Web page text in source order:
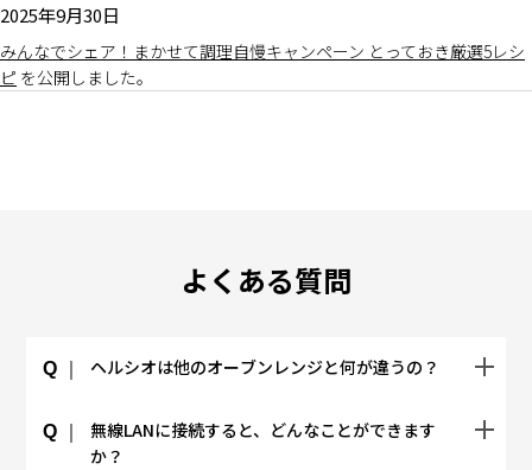
2025年9月30日
みんなでシェア！まかせて調理自慢キャンペーン とっておき厳選5レシ
ピ を公開しました。
よくある質問
Q ヘルシオは他のオーブンレンジと何が違うの？
Q
無線LANに接続すると、どんなことができます
か？